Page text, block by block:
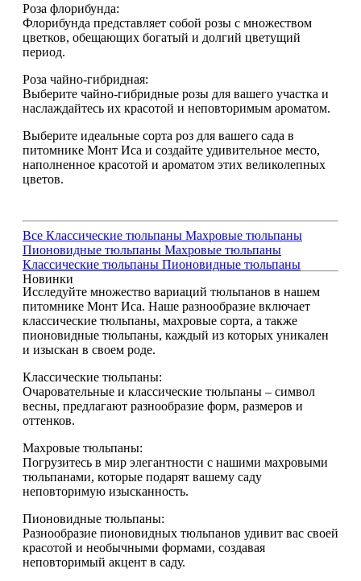
Роза флорибунда:
Флорибунда представляет собой розы с множеством
цветков, обещающих богатый и долгий цветущий
период.
Роза чайно-гибридная:
Выберите чайно-гибридные розы для вашего участка и
наслаждайтесь их красотой и неповторимым ароматом.
Выберите идеальные сорта роз для вашего сада в
питомнике Монт Иса и создайте удивительное место,
наполненное красотой и ароматом этих великолепных
цветов.
Все Классические тюльпаны Махровые тюльпаны
Пионовидные тюльпаны Махровые тюльпаны
Классические тюльпаны Пионовидные тюльпаны
Новинки
Исследуйте множество вариаций тюльпанов в нашем
питомнике Монт Иса. Наше разнообразие включает
классические тюльпаны, махровые сорта, а также
пионовидные тюльпаны, каждый из которых уникален
и изыскан в своем роде.
Классические тюльпаны:
Очаровательные и классические тюльпаны – символ
весны, предлагают разнообразие форм, размеров и
оттенков.
Махровые тюльпаны:
Погрузитесь в мир элегантности с нашими махровыми
тюльпанами, которые подарят вашему саду
неповторимую изысканность.
Пионовидные тюльпаны:
Разнообразие пионовидных тюльпанов удивит вас своей
красотой и необычными формами, создавая
неповторимый акцент в саду.